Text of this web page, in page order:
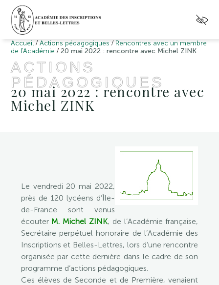
Accueil /Actions pédagogiques / Rencontres avec un membre
de l'Académie /20 mai 2022 : rencontre avec Michel ZINK
ACTIONS
PÉDAGOGIQUES
20 mai 2022 : rencontre avec
Michel ZINK
Le vendredi 20 mai 2022,
près de 120 lycéens d’Île-
de-France sont venus
écouter M. Michel ZINK, de l’Académie française,
Secrétaire perpétuel honoraire de l’Académie des
Inscriptions et Belles-Lettres, lors d’une rencontre
organisée par cette dernière dans le cadre de son
programme d’actions pédagogiques.
Ces élèves de Seconde et de Première, venaient